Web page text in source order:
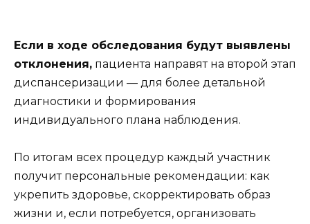
Если в ходе обследования будут выявлены
отклонения, пациента направят на второй этап
диспансеризации — для более детальной
диагностики и формирования
индивидуального плана наблюдения.
По итогам всех процедур каждый участник
получит персональные рекомендации: как
укрепить здоровье, скорректировать образ
жизни и, если потребуется, организовать